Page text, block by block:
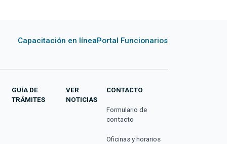
Capacitación en líneaPortal Funcionarios
GUÍA DE
TRÁMITES
VER
NOTICIAS
CONTACTO
Formulario de
contacto
Oficinas y horarios